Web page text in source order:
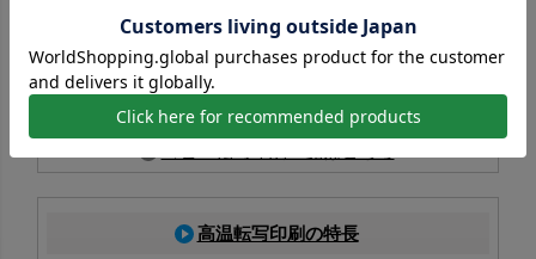
PP不織布に対応した印刷方法で、生地色を活かしたフルカ
ラー表現が可能。写真やイラストも鮮やかに再現でき、イ
ベント配布にも最適
高温転写印刷の特長